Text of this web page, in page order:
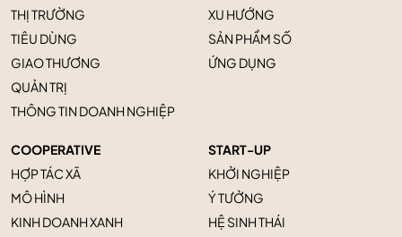
THỊ TRƯỜNG
TIÊU DÙNG
GIAO THƯƠNG
QUẢN TRỊ
THÔNG TIN DOANH NGHIỆP
XU HƯỚNG
SẢN PHẨM SỐ
ỨNG DỤNG
COOPERATIVE
HỢP TÁC XÃ
MÔ HÌNH
KINH DOANH XANH
START-UP
KHỞI NGHIỆP
Ý TƯỞNG
HỆ SINH THÁI